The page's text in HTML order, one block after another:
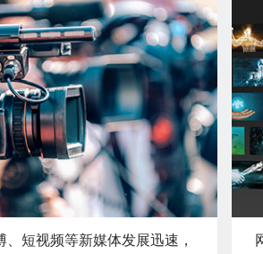
短视频等新媒体发展迅速，